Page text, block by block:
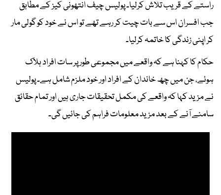
راستے کے قریب تلاش کرلیا۔ پولیس چیف انتھونی کیز کے مطابق
جب افسران اس سے بات چیت کر رہے تھے تو اس نے خود کو گولی مار
کر اپنی زندگی کا خاتمہ کرلیا۔
حکام کا کہنا ہے کہ واقعے میں مجموعی طور پر سات افراد ہلاک
ہوئے، جن میں چھ خاندان کے افراد اور خود ملزم شامل ہے۔ پولیس
نے مزید کہا کہ واقعے کی مکمل تحقیقات جاری ہیں اور تمام حقائق
سامنے آنے کے بعد مزید معلومات فراہم کی جائیں گی۔